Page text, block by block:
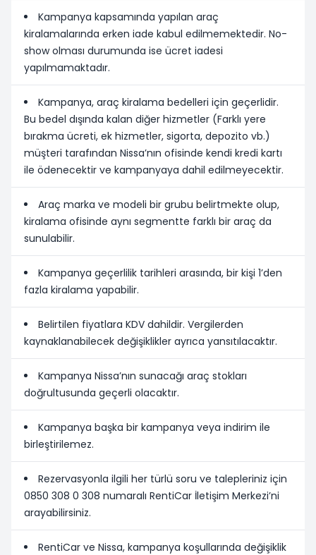
Kampanya kapsamında yapılan araç
kiralamalarında erken iade kabul edilmemektedir. No-
show olması durumunda ise ücret iadesi
yapılmamaktadır.
Kampanya, araç kiralama bedelleri için geçerlidir.
Bu bedel dışında kalan diğer hizmetler (Farklı yere
bırakma ücreti, ek hizmetler, sigorta, depozito vb.)
müşteri tarafından Nissa’nın ofisinde kendi kredi kartı
ile ödenecektir ve kampanyaya dahil edilmeyecektir.
Araç marka ve modeli bir grubu belirtmekte olup,
kiralama ofisinde aynı segmentte farklı bir araç da
sunulabilir.
Kampanya geçerlilik tarihleri arasında, bir kişi 1’den
fazla kiralama yapabilir.
Belirtilen fiyatlara KDV dahildir. Vergilerden
kaynaklanabilecek değişiklikler ayrıca yansıtılacaktır.
Kampanya Nissa’nın sunacağı araç stokları
doğrultusunda geçerli olacaktır.
Kampanya başka bir kampanya veya indirim ile
birleştirilemez.
Rezervasyonla ilgili her türlü soru ve talepleriniz için
0850 308 0 308 numaralı RentiCar İletişim Merkezi’ni
arayabilirsiniz.
RentiCar ve Nissa, kampanya koşullarında değişiklik